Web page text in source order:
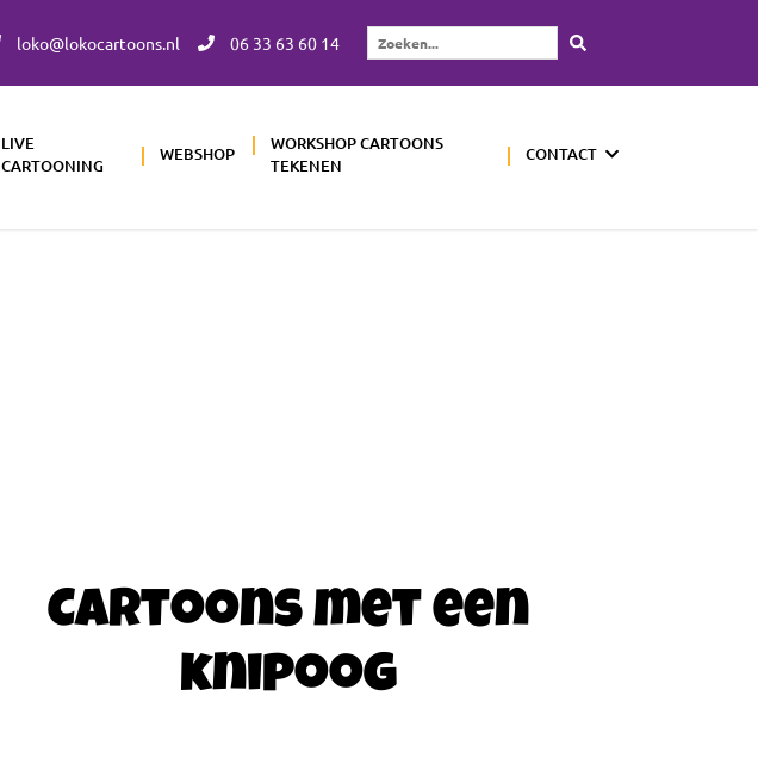
loko@lokocartoons.nl 06 33 63 60 14
Zoeken...
LIVE
CARTOONING
WEBSHOP
WORKSHOP CARTOONS
TEKENEN
CONTACT
Cartoons met een
knipoog